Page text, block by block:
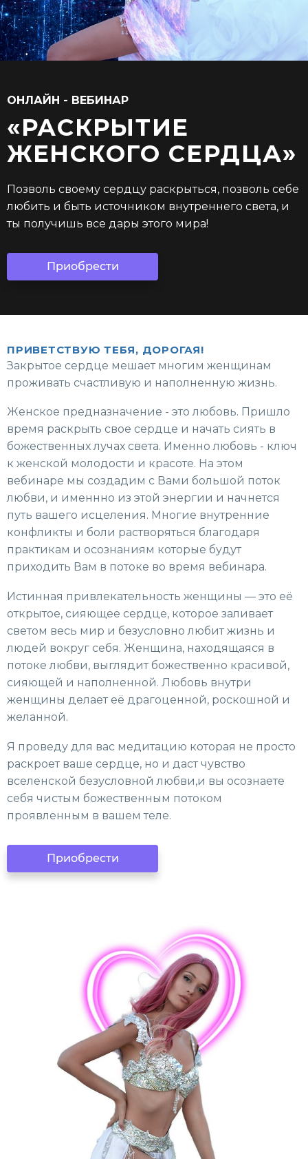
ОНЛАЙН - ВЕБИНАР
«РАСКРЫТИЕ
ЖЕНСКОГО СЕРДЦА»
Позволь своему сердцу раскрыться, позволь себе
любить и быть источником внутреннего света, и
ты получишь все дары этого мира!
Приобрести
ПРИВЕТСТВУЮ ТЕБЯ, ДОРОГАЯ!
Закрытое сердце мешает многим женщинам
проживать счастливую и наполненную жизнь.
Женское предназначение - это любовь. Пришло
время раскрыть свое сердце и начать сиять в
божественных лучах света. Именно любовь - ключ
к женской молодости и красоте. На этом
вебинаре мы создадим с Вами большой поток
любви, и именнно из этой энергии и начнется
путь вашего исцеления. Многие внутренние
конфликты и боли растворяться благодаря
практикам и осознаниям которые будут
приходить Вам в потоке во время вебинара.
Истинная привлекательность женщины — это её
открытое, сияющее сердце, которое заливает
светом весь мир и безусловно любит жизнь и
людей вокруг себя. Женщина, находящаяся в
потоке любви, выглядит божественно красивой,
сияющей и наполненной. Любовь внутри
женщины делает её драгоценной, роскошной и
желанной.
Я проведу для вас медитацию которая не просто
раскроет ваше сердце, но и даст чувство
вселенской безусловной любви,и вы осознаете
себя чистым божественным потоком
проявленным в вашем теле.
Приобрести